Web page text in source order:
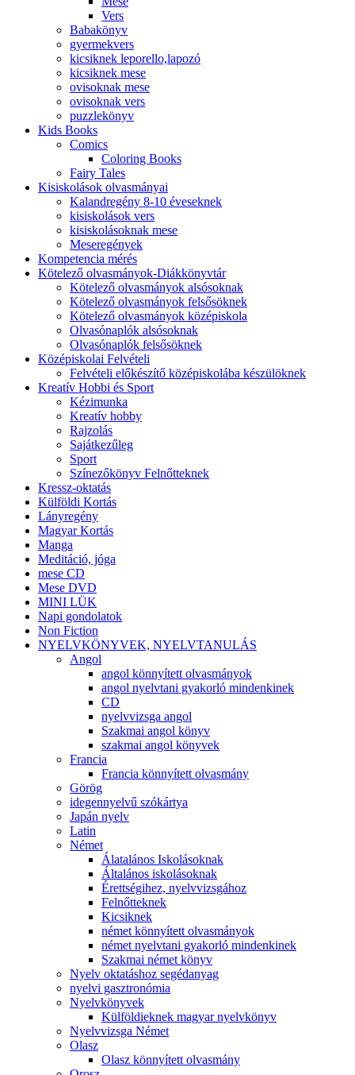
Vers
Babakönyv
gyermekvers
kicsiknek leporello,lapozó
kicsiknek mese
ovisoknak mese
ovisoknak vers
puzzlekönyv
Kids Books
Comics
Coloring Books
Fairy Tales
Kisiskolások olvasmányai
Kalandregény 8-10 éveseknek
kisiskolások vers
kisiskolásoknak mese
Meseregények
Kompetencia mérés
Kötelező olvasmányok-Diákkönyvtár
Kötelező olvasmányok alsósoknak
Kötelező olvasmányok felsősöknek
Kötelező olvasmányok középiskola
Olvasónaplók alsósoknak
Olvasónaplók felsősöknek
Középiskolai Felvételi
Felvételi előkészítő középiskolába készülöknek
Kreatív Hobbi és Sport
Kézimunka
Kreatív hobby
Rajzolás
Sajátkezűleg
Sport
Színezőkönyv Felnőtteknek
Kressz-oktatás
Külföldi Kortás
Lányregény
Magyar Kortás
Manga
Meditáció, jóga
mese CD
Mese DVD
MINI LÜK
Napi gondolatok
Non Fiction
NYELVKÖNYVEK, NYELVTANULÁS
Angol
angol könnyített olvasmányok
angol nyelvtani gyakorló mindenkinek
CD
nyelvvizsga angol
Szakmai angol könyv
szakmai angol könyvek
Francia
Francia könnyített olvasmány
Görög
idegennyelvű szókártya
Japán nyelv
Latin
Német
Álatalános Iskolásoknak
Általános iskolásoknak
Érettségihez, nyelvvizsgához
Felnőtteknek
Kicsiknek
német könnyített olvasmányok
német nyelvtani gyakorló mindenkinek
Szakmai német könyv
Nyelv oktatáshoz segédanyag
nyelvi gasztronómia
Nyelvkönyvek
Külföldieknek magyar nyelvkönyv
Nyelvvizsga Német
Olasz
Olasz könnyített olvasmány